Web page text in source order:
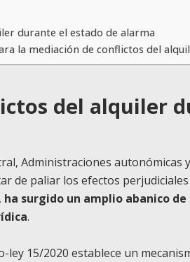
durante el estado de alarma
la mediación de conflictos del
del alquiler
Administraciones autonómicas
de paliar los efectos
ha surgido un amplio abanico
.
ley 15/2020 establece un